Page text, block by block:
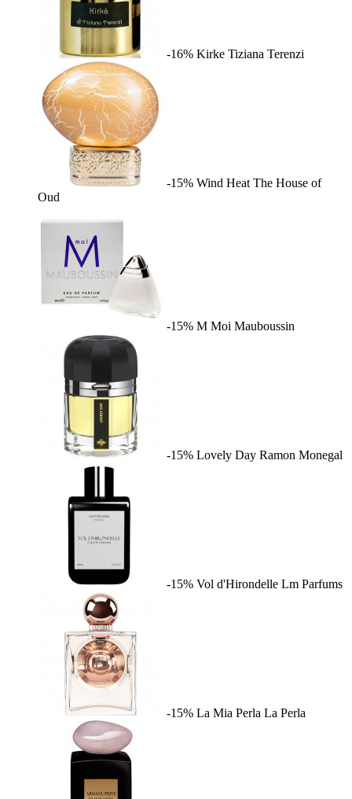
-16% Kirke Tiziana Terenzi
-15% Wind Heat The House of
Oud
-15% M Moi Mauboussin
-15% Lovely Day Ramon Monegal
-15% Vol d'Hirondelle Lm Parfums
-15% La Mia Perla La Perla